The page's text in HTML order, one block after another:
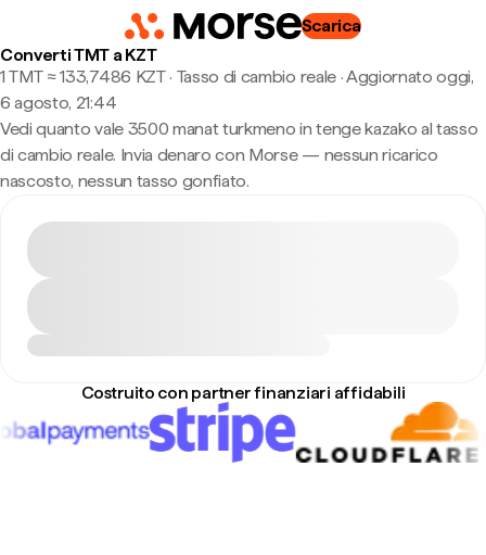
Scarica
Converti TMT a KZT
1 TMT ≈ 133,7486 KZT · Tasso di cambio reale·Aggiornato oggi,
6 agosto, 21:44
Vedi quanto vale 3500 manat turkmeno in tenge kazako al tasso
di cambio reale. Invia denaro con Morse — nessun ricarico
nascosto, nessun tasso gonfiato.
Costruito con partner finanziari affidabili